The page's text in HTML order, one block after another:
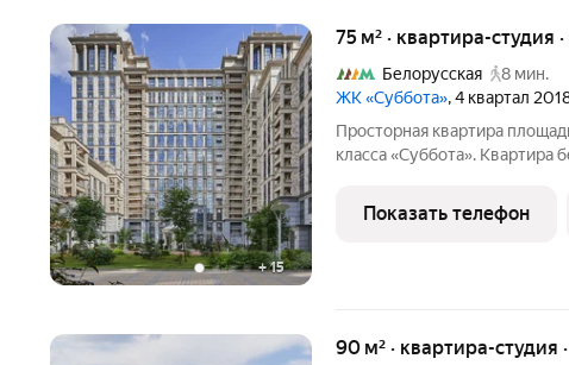
+15
75 м² · квартира-студия
Белорусская
8 мин.
ЖК «Суббота», 4 квартал
Просторная квартира
класса «Суббота». Квартира
комната, санузел и холл.
пространство
Показать телефон
90 м² · квартира-студия